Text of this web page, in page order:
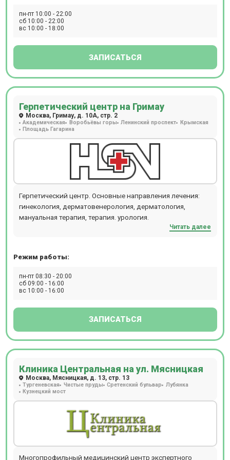
гигиенические наборы и внимательное отношение
медицинского персонала. В отделении проводятся
рентген, эндоскопия, УЗИ, ЭКГ, эхокардиография,
биопсия, допплерография, ректороманоскопия, суточное
фарингоскопия, ПЦР, БАК, ИФА. Ежедневно открыт
лабораторный кабинет (иммунологические,
аллергологический метод, микроскопический метод,
микробиологическая диагностика), проводится
вакцинация для взрослых и детей. Пациентам доступен
вызов на дом врача или младшего медицинского
обслуживание, предлагаемое клиникой Семейная на ул.
С.Радонежского, 5/2, стр.1 особенно актуально для
семей: здесь получит помощь каждый, от мала до
велика.
пн-пт 10:00 - 22:00
сб 10:00 - 22:00
вс 10:00 - 18:00
ЗАПИСАТЬСЯ
Герпетический центр на Гримау
Москва, Гримау, д. 10А, стр. 2
Академическая Воробьёвы горы Ленинский проспект Крымская
Площадь Гагарина
Герпетический центр. Основные направления лечения:
гинекология, дерматовенерология, дерматология,
мануальная терапия, терапия. урология.
Читать далее
Режим работы:
пн-пт 08:30 - 20:00
сб 09:00 - 16:00
вс 10:00 - 16:00
ЗАПИСАТЬСЯ
Клиника Центральная на ул. Мясницкая
Москва, Мясницкая, д. 13, стр. 13
Тургеневская Чистые пруды Сретенский бульвар Лубянка
Кузнецкий мост
Многопрофильный медицинский центр экспертного